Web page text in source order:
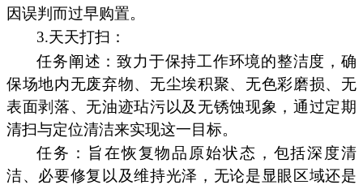
因误判而过早购置。
3.天天打扫：
任务阐述：致力于保持工作环境的整洁度，确
保场地内无废弃物、无尘埃积聚、无色彩磨损、无
表面剥落、无油迹玷污以及无锈蚀现象，通过定期
清扫与定位清洁来实现这一目标。
任务：旨在恢复物品原始状态，包括深度清
洁、必要修复以及维持光泽，无论是显眼区域还是